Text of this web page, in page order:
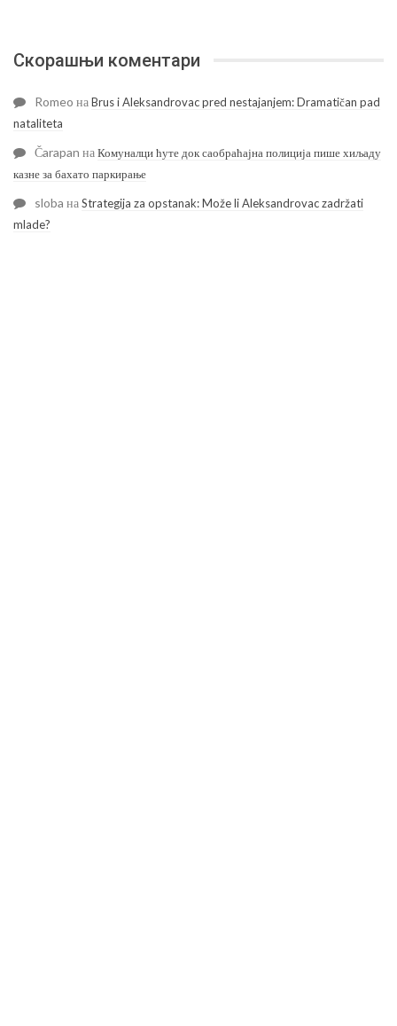
Скорашњи коментари
Romeo наBrus i Aleksandrovac pred nestajanjem: Dramatičan pad
nataliteta
Čarapan наКомуналци ћуте док саобраћајна полиција пише хиљаду
казне за бахато паркирање
sloba наStrategija za opstanak: Može li Aleksandrovac zadržati
mlade?